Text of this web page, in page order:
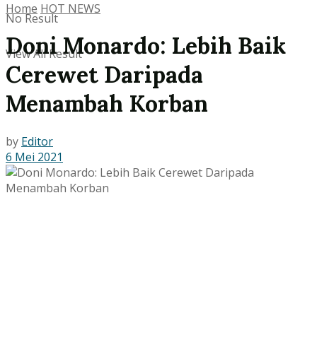
No Result
View All Result
Home HOT NEWS
Doni Monardo: Lebih Baik
Cerewet Daripada
Menambah Korban
by Editor
6 Mei 2021